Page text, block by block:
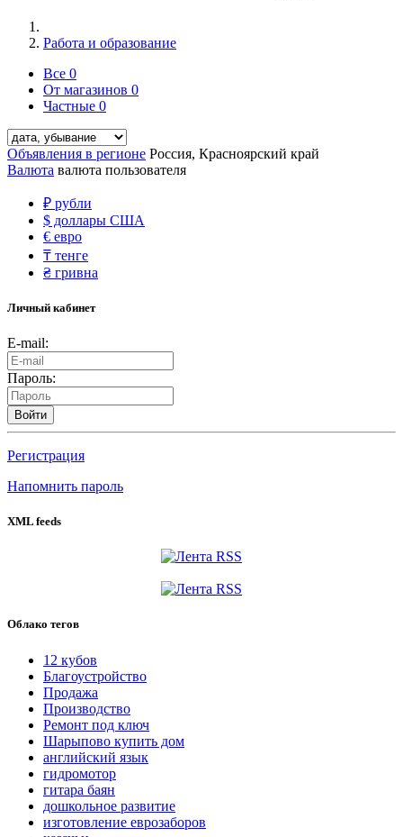
Работа и образование
Все 0
От магазинов 0
Частные 0
Объявления в регионе Россия, Красноярский край
Валюта валюта пользователя
₽ рубли
$ доллары США
€ евро
₸ тенге
₴ гривна
Личный кабинет
E-mail:
Пароль:
Войти
Регистрация
Напомнить пароль
XML feeds
Облако тегов
12 кубов
Благоустройство
Продажа
Производство
Ремонт под ключ
Шарыпово купить дом
английский язык
гидромотор
гитара баян
дошкольное развитие
изготовление еврозаборов